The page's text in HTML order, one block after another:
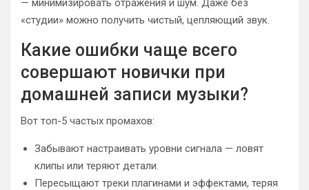
«студии» можно получить чистый, цепляющий звук.
Какие ошибки чаще всего
совершают новички при
домашней записи музыки?
Вот топ-5 частых промахов:
Забывают настраивать уровни сигнала — ловят
клипы или теряют детали.
Пересыщают треки плагинами и эффектами, теряя